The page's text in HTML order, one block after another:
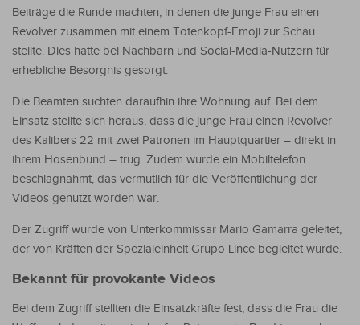
Beiträge die Runde machten, in denen die junge Frau einen
Revolver zusammen mit einem Totenkopf-Emoji zur Schau
stellte. Dies hatte bei Nachbarn und Social-Media-Nutzern für
erhebliche Besorgnis gesorgt.
Die Beamten suchten daraufhin ihre Wohnung auf. Bei dem
Einsatz stellte sich heraus, dass die junge Frau einen Revolver
des Kalibers 22 mit zwei Patronen im Hauptquartier – direkt in
ihrem Hosenbund – trug. Zudem wurde ein Mobiltelefon
beschlagnahmt, das vermutlich für die Veröffentlichung der
Videos genutzt worden war.
Der Zugriff wurde von Unterkommissar Mario Gamarra geleitet,
der von Kräften der Spezialeinheit Grupo Lince begleitet wurde.
Bekannt für provokante Videos
Bei dem Zugriff stellten die Einsatzkräfte fest, dass die Frau die